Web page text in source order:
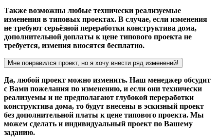
Также возможны любые технически реализуемые
изменения в типовых проектах. В случае, если изменения
не требуют серьёзной переработки конструктива дома,
дополнительной доплаты к цене типового проекта не
требуется, измения вносятся бесплатно.
Мне понравился проект, но я хочу внести ряд изменений!
Да, любой проект можно изменить. Наш менеджер обсудит
с Вами пожелания по изменению, и если они технически
реализуемы и не предполагают глубокой переработки
конструктива дома, то будут внесены в эскизный проект
без дополнительной платы к цене типового проекта. Мы
можем сделать и индивидуальный проект по Вашему
заданию.